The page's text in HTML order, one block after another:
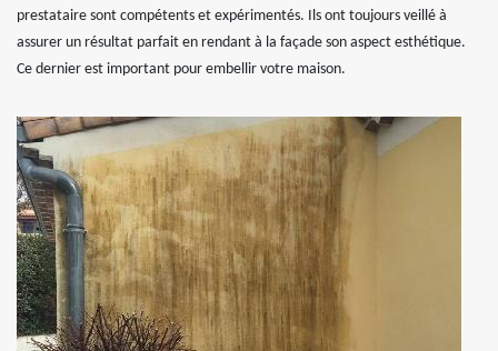
prestataire sont compétents et expérimentés. Ils ont toujours veillé à
assurer un résultat parfait en rendant à la façade son aspect esthétique.
Ce dernier est important pour embellir votre maison.